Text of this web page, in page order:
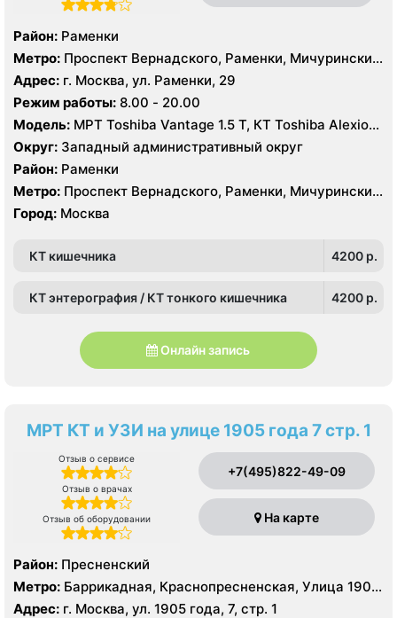
Район: Раменки
Метро: Проспект Вернадского, Раменки, Мичуринский
проспект
Адрес: г. Москва, ул. Раменки, 29
Режим работы: 8.00 - 20.00
Модель: МРТ Toshiba Vantage 1.5 Т, КТ Toshiba Alexion
16 срезов, УЗИ
Округ: Западный административный округ
Район: Раменки
Метро: Проспект Вернадского, Раменки, Мичуринский
проспект
Город: Москва
КТ кишечника 4200 p.
КТ энтерография / КТ тонкого кишечника 4200 p.
Онлайн запись
МРТ КТ и УЗИ на улице 1905 года 7 стр. 1
Отзыв о сервисе
Отзыв о врачах
Отзыв об оборудовании
+7(495)822-49-09
На карте
Район: Пресненский
Метро: Баррикадная, Краснопресненская, Улица 1905
года
Адрес: г. Москва, ул. 1905 года, 7, стр. 1